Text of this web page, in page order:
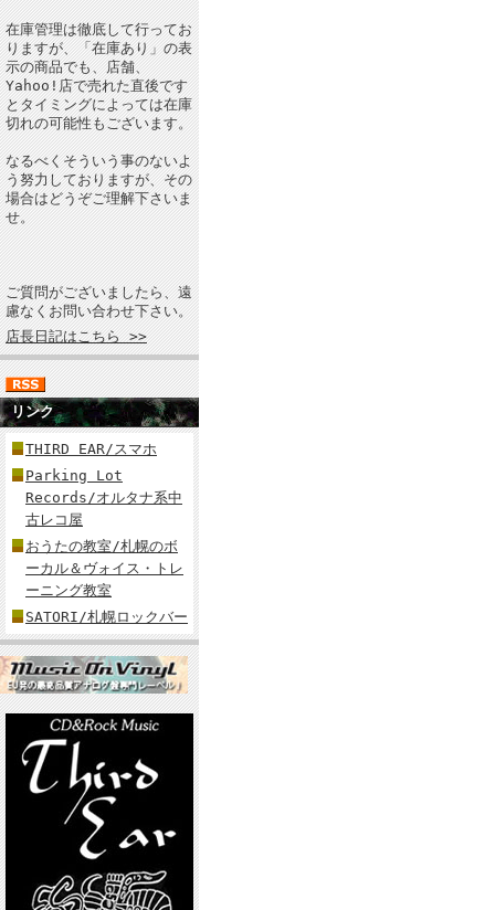
在庫管理は徹底して行ってお
りますが、「在庫あり」の表
示の商品でも、店舗、
Yahoo!店で売れた直後です
とタイミングによっては在庫
切れの可能性もございます。
なるべくそういう事のないよ
う努力しておりますが、その
場合はどうぞご理解下さいま
せ。
ご質問がございましたら、遠
慮なくお問い合わせ下さい。
店長日記はこちら >>
リンク
THIRD EAR/スマホ
Parking Lot
Records/オルタナ系中
古レコ屋
おうたの教室/札幌のボ
ーカル＆ヴォイス・トレ
ーニング教室
SATORI/札幌ロックバー